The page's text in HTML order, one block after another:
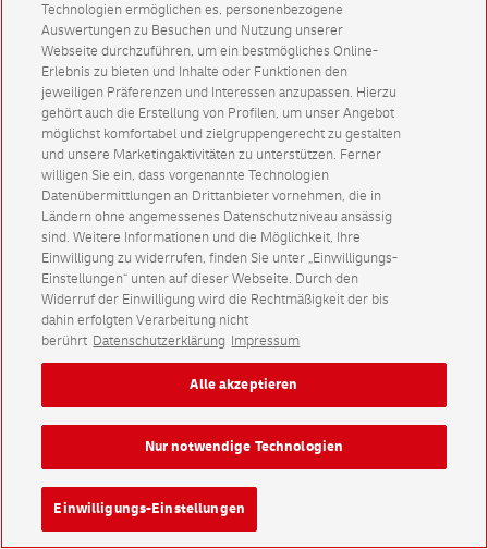
Technologien ermöglichen es, personenbezogene
Auswertungen zu Besuchen und Nutzung unserer
Webseite durchzuführen, um ein bestmögliches Online-
Erlebnis zu bieten und Inhalte oder Funktionen den
jeweiligen Präferenzen und Interessen anzupassen. Hierzu
gehört auch die Erstellung von Profilen, um unser Angebot
möglichst komfortabel und zielgruppengerecht zu gestalten
und unsere Marketingaktivitäten zu unterstützen. Ferner
willigen Sie ein, dass vorgenannte Technologien
Datenübermittlungen an Drittanbieter vornehmen, die in
Ländern ohne angemessenes Datenschutzniveau ansässig
sind. Weitere Informationen und die Möglichkeit, Ihre
Einwilligung zu widerrufen, finden Sie unter „Einwilligungs-
Einstellungen“ unten auf dieser Webseite. Durch den
Widerruf der Einwilligung wird die Rechtmäßigkeit der bis
dahin erfolgten Verarbeitung nicht
berührt Datenschutzerklärung Impressum
Einwilligungs-Einstellungen
Nur notwendige Technologien
Alle akzeptieren